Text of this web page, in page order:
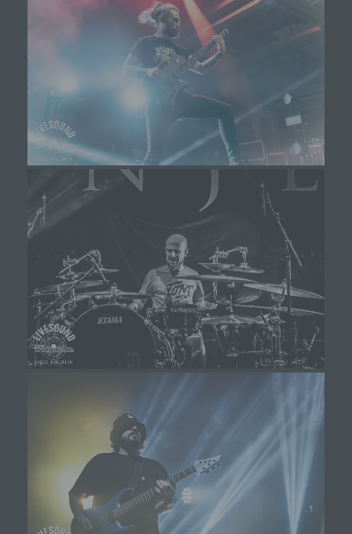
SessionStorage ist eine Technologie, mit welcher ihr
Browser Daten auf Ihrem Computer oder mobilen
Gerät abspeichert. Cookies sind Textdateien, welche
über einen Internetbrowser auf einem Computersystem
abgelegt und gespeichert werden. Sie können die
Verwendung von Cookies, LocalStorage und
SessionStorage durch entsprechende Einstellung in
Ihrem Browser verhindern.
Zahlreiche Internetseiten und Server verwenden
Cookies. Viele Cookies enthalten eine sogenannte
Cookie-ID. Eine Cookie-ID ist eine eindeutige
Kennung des Cookies. Sie besteht aus einer
Zeichenfolge, durch welche Internetseiten und
Server dem konkreten Internetbrowser zugeordnet
werden können, in dem das Cookie gespeichert
wurde. Dies ermöglicht es den besuchten
Internetseiten und Servern, den individuellen
Browser der betroffenen Person von anderen
Internetbrowsern, die andere Cookies enthalten,
zu unterscheiden. Ein bestimmter Internetbrowser
kann über die eindeutige Cookie-ID wiedererkannt
und identifiziert werden.
Durch den Einsatz von Cookies kann den Nutzern
Mittels eines Cookies können die Informationen
und Angebote auf unserer Internetseite im Sinne
des Benutzers optimiert werden. Cookies
ermöglichen uns, wie bereits erwähnt, die
Benutzer unserer Internetseite wiederzuerkennen.
Zweck dieser Wiedererkennung ist es, den